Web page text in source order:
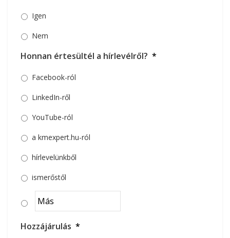
Igen
Nem
Honnan értesültél a hírlevélről? *
Facebook-ról
LinkedIn-ről
YouTube-ról
a kmexpert.hu-ról
hírlevelünkből
ismerőstől
Hozzájárulás *